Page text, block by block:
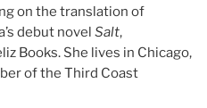
on the translation of
debut novelSalt,
Books. She lives in Chicago,
of the Third Coast